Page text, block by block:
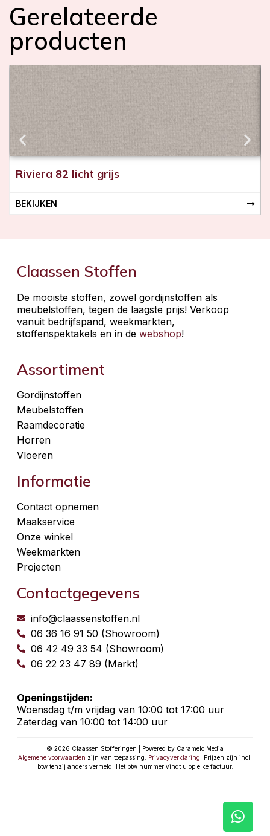
d
t
e
Gerelateerde
producten
Riviera 82 licht grijs
BEKIJKEN
Claassen Stoffen
De mooiste stoffen, zowel gordijnstoffen als
meubelstoffen, tegen de laagste prijs! Verkoop
vanuit bedrijfspand, weekmarkten,
stoffenspektakels en in de webshop!
Assortiment
Gordijnstoffen
Meubelstoffen
Raamdecoratie
Horren
Vloeren
Informatie
Contact opnemen
Maakservice
Onze winkel
Weekmarkten
Projecten
Contactgegevens
info@claassenstoffen.nl
06 36 16 91 50 (Showroom)
06 42 49 33 54 (Showroom)
06 22 23 47 89 (Markt)
Openingstijden:
Woensdag t/m vrijdag van 10:00 tot 17:00 uur
Zaterdag van 10:00 tot 14:00 uur
© 2026 Claassen Stofferingen | Powered by Caramelo Media
Algemene voorwaarden zijn van toepassing. Privacyverklaring . Prijzen zijn incl.
btw tenzij anders vermeld. Het btw nummer vindt u op elke factuur.